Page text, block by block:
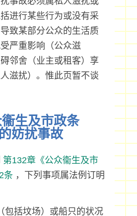
进行某些行为或没有采
致某部分公众的生活质
严重影响（公众滋
邻舍（业主或租客）享
滋扰）。惟此页暂不谈
生及市政条
妨扰事故
第132章《公众衞生及市
条，下列事项属法例订明
包括坟场）或船只的状况